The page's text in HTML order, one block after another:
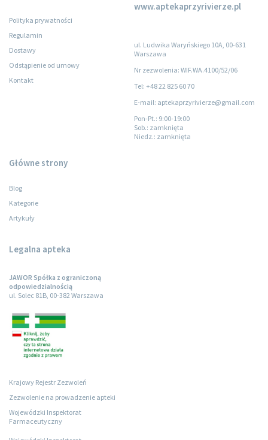
Polityka prywatności
Regulamin
Dostawy
Odstąpienie od umowy
Kontakt
www.aptekaprzyrivierze.pl
ul. Ludwika Waryńskiego 10A, 00-631
Warszawa
Nr zezwolenia: WIF.WA.4100/52/06
Tel: +48 22 825 60 70
E-mail: aptekaprzyrivierze@gmail.com
Pon-Pt.: 9:00-19:00
Sob.: zamknięta
Niedz.: zamknięta
Główne strony
Blog
Kategorie
Artykuły
Legalna apteka
JAWOR Spółka z ograniczoną
odpowiedzialnością
ul. Solec 81B, 00-382 Warszawa
Krajowy Rejestr Zezwoleń
Zezwolenie na prowadzenie apteki
Wojewódzki Inspektorat
Farmaceutyczny